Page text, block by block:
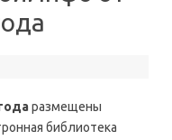
размещены
библиотека